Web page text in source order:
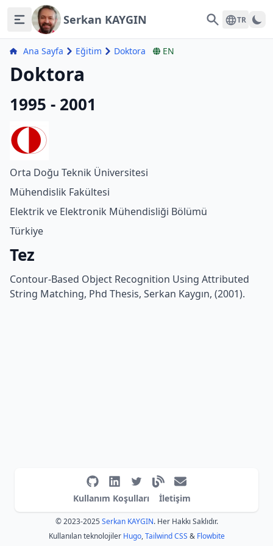
Serkan KAYGIN SearchTR
Ana Sayfa Eğitim Doktora EN
Doktora
1995 - 2001
Orta Doğu Teknik Üniversitesi
Mühendislik Fakültesi
Elektrik ve Elektronik Mühendisliği Bölümü
Türkiye
Tez
Contour-Based Object Recognition Using Attributed
String Matching, Phd Thesis, Serkan Kaygın, (2001).
Kullanım Koşulları İletişim
© 2023-2025Serkan KAYGIN. Her Hakkı Saklıdır.
Kullanılan teknolojiler Hugo,Tailwind CSS & Flowbite